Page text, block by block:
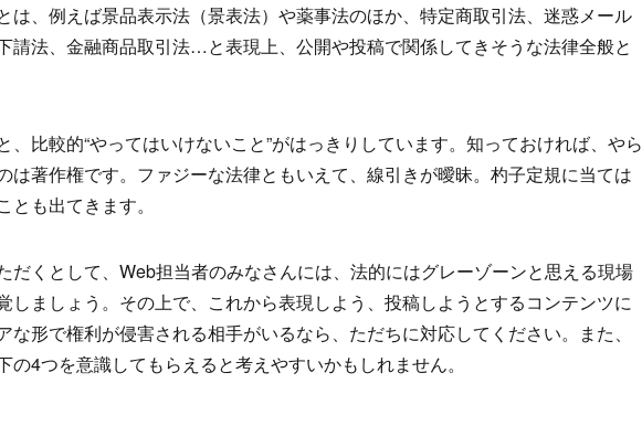
は、例えば景品表示法（景表法）や薬事法のほか、特定商取引法、迷惑メール
請法、金融商品取引法…と表現上、公開や投稿で関係してきそうな法律全般と
、比較的“やってはいけないこと”がはっきりしています。知っておければ、やら
は著作権です。ファジーな法律ともいえて、線引きが曖昧。杓子定規に当ては
も出てきます。
だくとして、Web担当者のみなさんには、法的にはグレーゾーンと思える現場
しましょう。その上で、これから表現しよう、投稿しようとするコンテンツに
な形で権利が侵害される相手がいるなら、ただちに対応してください。また、
の4つを意識してもらえると考えやすいかもしれません。